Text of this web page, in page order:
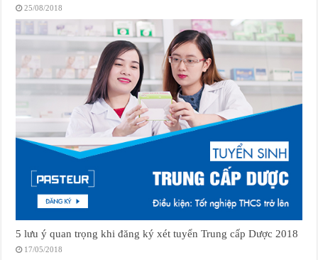
25/08/2018
5 lưu ý quan trọng khi đăng ký xét tuyển Trung cấp Dược 2018
17/05/2018